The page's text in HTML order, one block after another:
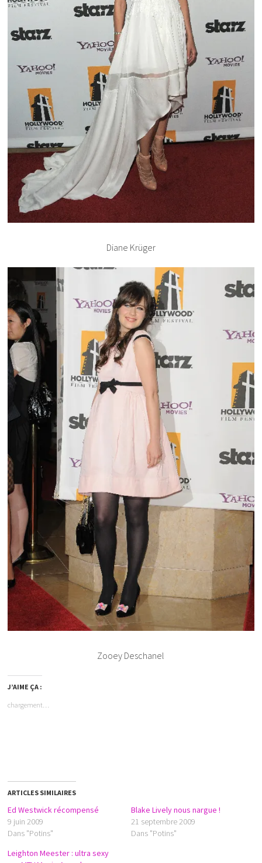
Diane Krüger
Zooey Deschanel
J’AIME ÇA :
chargement…
ARTICLES SIMILAIRES
Ed Westwick récompensé
9 juin 2009
Dans "Potins"
Blake Lively nous nargue !
21 septembre 2009
Dans "Potins"
Leighton Meester : ultra sexy